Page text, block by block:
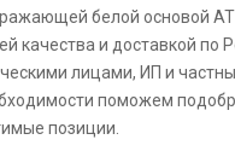
ZF
белой основой
качества и доставкой по
лицами, ИП и
поможем
позиции.